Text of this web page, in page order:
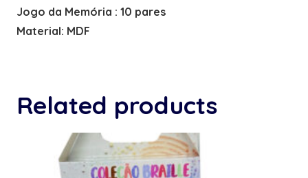
Jogo da Memória : 10 pares
Material: MDF
Related products